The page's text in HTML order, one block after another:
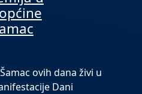
ovih dana živi u
Dani